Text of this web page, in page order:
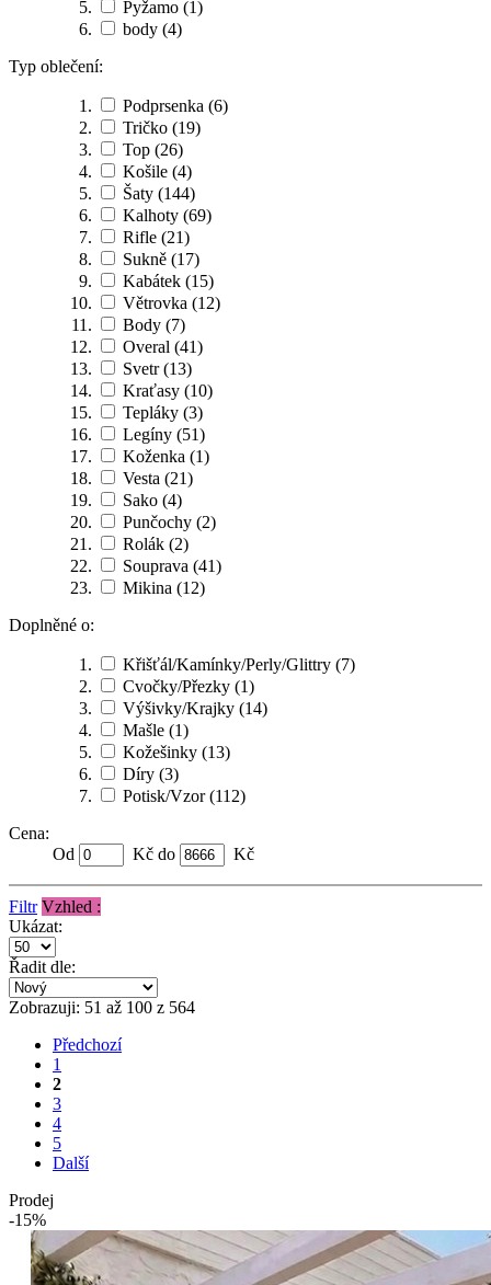
Pyžamo (1)
body (4)
Typ oblečení:
Podprsenka (6)
Tričko (19)
Top (26)
Košile (4)
Šaty (144)
Kalhoty (69)
Rifle (21)
Sukně (17)
Kabátek (15)
Větrovka (12)
Body (7)
Overal (41)
Svetr(13)
Kraťasy (10)
Tepláky (3)
Legíny (51)
Koženka (1)
Vesta (21)
Sako (4)
Punčochy (2)
Rolák (2)
Souprava (41)
Mikina (12)
Doplněné o:
Křišťál/Kamínky/Perly/Glittry (7)
Cvočky/Přezky (1)
Výšivky/Krajky (14)
Mašle (1)
Kožešinky (13)
Díry (3)
Potisk/Vzor(112)
Cena:
Od
Kč do Kč
Filtr Vzhled :
Ukázat:
Řadit dle:
Zobrazuji: 51 až 100 z 564
Předchozí
1
2
3
4
5
Další
Prodej
-15%